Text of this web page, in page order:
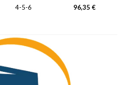
4-5-6 96,35 €